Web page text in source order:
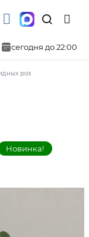
сегодня до 22:00
роз
Новинка!